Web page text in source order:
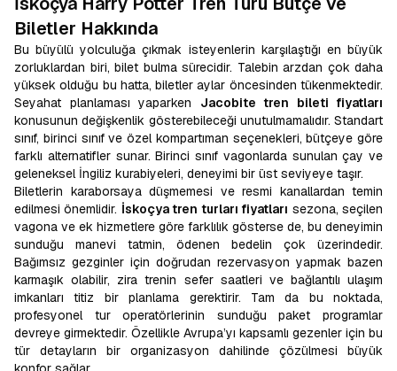
Biletler Hakkında
Bu büyülü yolculuğa çıkmak isteyenlerin karşılaştığı en büyük
zorluklardan biri, bilet bulma sürecidir. Talebin arzdan çok daha
yüksek olduğu bu hatta, biletler aylar öncesinden tükenmektedir.
Seyahat planlaması yaparken Jacobite tren bileti fiyatları
konusunun değişkenlik gösterebileceği unutulmamalıdır. Standart
sınıf, birinci sınıf ve özel kompartıman seçenekleri, bütçeye göre
farklı alternatifler sunar. Birinci sınıf vagonlarda sunulan çay ve
geleneksel İngiliz kurabiyeleri, deneyimi bir üst seviyeye taşır.
Biletlerin karaborsaya düşmemesi ve resmi kanallardan temin
edilmesi önemlidir. İskoçya tren turları fiyatları sezona, seçilen
vagona ve ek hizmetlere göre farklılık gösterse de, bu deneyimin
sunduğu manevi tatmin, ödenen bedelin çok üzerindedir.
Bağımsız gezginler için doğrudan rezervasyon yapmak bazen
karmaşık olabilir, zira trenin sefer saatleri ve bağlantılı ulaşım
imkanları titiz bir planlama gerektirir. Tam da bu noktada,
profesyonel tur operatörlerinin sunduğu paket programlar
devreye girmektedir. Özellikle Avrupa’yı kapsamlı gezenler için bu
tür detayların bir organizasyon dahilinde çözülmesi büyük